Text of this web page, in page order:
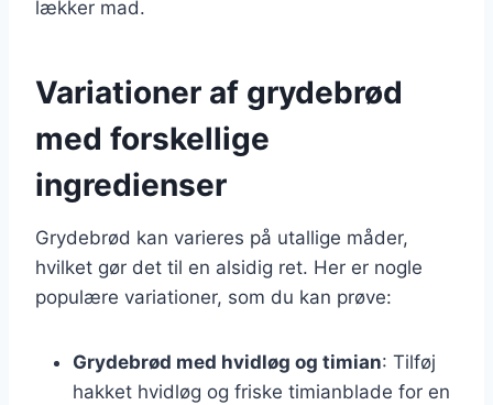
lækker mad.
Variationer af grydebrød
med forskellige
ingredienser
Grydebrød kan varieres på utallige måder,
hvilket gør det til en alsidig ret. Her er nogle
populære variationer, som du kan prøve:
Grydebrød med hvidløg og timian: Tilføj
hakket hvidløg og friske timianblade for en